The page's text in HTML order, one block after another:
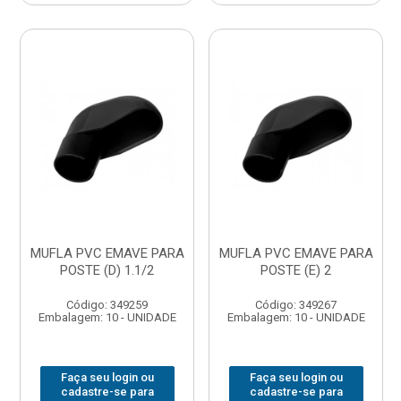
MUFLA PVC EMAVE PARA
POSTE (D) 1.1/2
Código: 349259
Embalagem: 10 - UNIDADE
Faça seu login ou
cadastre-se para
MUFLA PVC EMAVE PARA
POSTE (E) 2
Código: 349267
Embalagem: 10 - UNIDADE
Faça seu login ou
cadastre-se para